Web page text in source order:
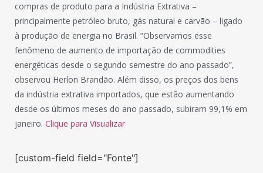
compras de produto para a Indústria Extrativa –
principalmente petróleo bruto, gás natural e carvão – ligado
à produção de energia no Brasil. “Observamos esse
fenômeno de aumento de importação de commodities
energéticas desde o segundo semestre do ano passado”,
observou Herlon Brandão. Além disso, os preços dos bens
da indústria extrativa importados, que estão aumentando
desde os últimos meses do ano passado, subiram 99,1% em
janeiro. Clique para Visualizar
[custom-field field="Fonte"]